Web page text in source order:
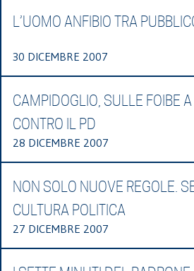
L’UOMO ANFIBIO TRA
30 DICEMBRE 2007
CAMPIDOGLIO, SULLE FOIBE
CONTRO IL PD
28 DICEMBRE 2007
NON SOLO NUOVE REGOLE.
CULTURA POLITICA
27 DICEMBRE 2007